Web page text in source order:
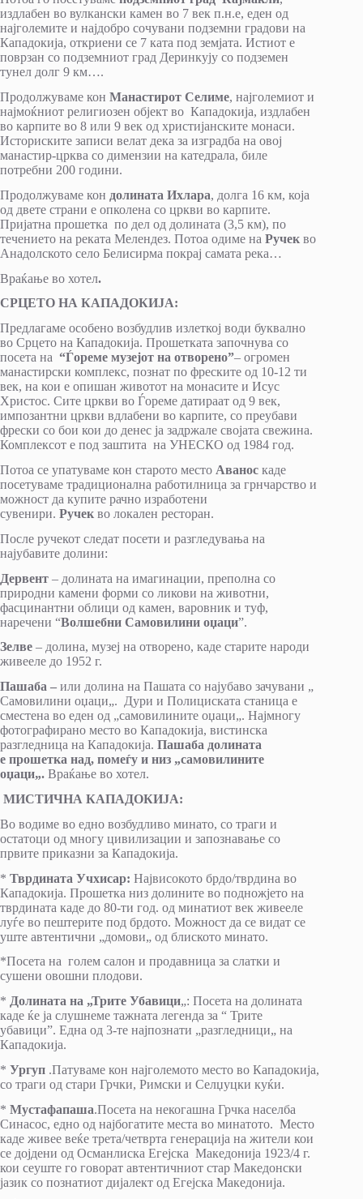
издлабен во вулкански камен во 7 век п.н.е, еден од
најголемите и најдобро сочувани подземни градови на
Кападокија, откриени се 7 ката под земјата. Истиот е
поврзан со подземниот град Деринкују со подземен
тунел долг 9 км….
Продолжуваме кон Манастирот Селиме, најголемиот и
најмоќниот религиозен објект во Кападокија, издлабен
во карпите во 8 или 9 век од христијанските монаси.
Историските записи велат дека за изградба на овој
манастир-црква со димензии на катедрала, биле
потребни 200 години.
Продолжуваме кон долината Ихлара, долга 16 км, која
од двете страни е опколена со цркви во карпите.
Пријатна прошетка по дел од долината (3,5 км), по
течението на реката Мелендез. Потоа одиме на Ручек во
Анадолското село Белисирма покрај самата река…
Враќање во хотел.
СРЦЕТО НА КАПАДОКИЈА:
Предлагаме особено возбудлив излеткој води буквално
во Срцето на Кападокија. Прошетката започнува со
посета на “Ѓореме музејот на отворено”– огромен
манастирски комплекс, познат по фреските од 10-12 ти
век, на кои е опишан животот на монасите и Исус
Христос. Сите цркви во Ѓореме датираат од 9 век,
импозантни цркви вдлабени во карпите, со преубави
фрески со бои кои до денес ја задржале својата свежина.
Комплексот е под заштита на УНЕСКО од 1984 год.
Потоа се упатуваме кон старото место Аванос каде
посетуваме традиционална работилница за грнчарство и
можност да купите рачно изработени
сувенири. Ручек во локален ресторан.
После ручекот следат посети и разгледувања на
најубавите долини:
Дервент – долината на имагинации, преполна со
природни камени форми со ликови на животни,
фасцинантни облици од камен, варовник и туф,
наречени “Волшебни Самовилини оџаци”.
Зелве – долина, музеј на отворено, каде старите народи
живееле до 1952 г.
Пашаба – или долина на Пашата со најубаво зачувани „
Самовилини оџаци„. Дури и Полициската станица е
сместена во еден од „самовилините оџаци„. Најмногу
фотографирано место во Кападокија, вистинска
разгледница на Кападокија. Пашаба долината
е прошетка над, помеѓу и низ „самовилините
оџаци„. Враќање во хотел.
МИСТИЧНА КАПАДОКИЈА:
Во водиме во едно возбудливо минато, со траги и
остатоци од многу цивилизации и запознавање со
првите приказни за Кападокија.
* Тврдината Учхисар: Највисокото брдо/тврдина во
Кападокија. Прошетка низ долините во подножјето на
тврдината каде до 80-ти год. од минатиот век живееле
луѓе во пештерите под брдото. Можност да се видат се
уште автентични „домови„ од блиското минато.
*Посета на голем салон и продавница за слатки и
сушени овошни плодови.
* Долината на „Трите Убавици„: Посета на долината
каде ќе ја слушнеме тажната легенда за “ Трите
убавици”. Една од 3-те најпознати „разгледници„ на
Кападокија.
* Ургуп .Патуваме кон најголемото место во Кападокија,
со траги од стари Грчки, Римски и Селџуцки куќи.
* Мустафапаша.Посета на некогашна Грчка населба
Синасос, едно од најбогатите места во минатото. Место
каде живее веќе трета/четврта генерација на жители кои
се дојдени од Османлиска Егејска Македонија 1923/4 г.
кои сеуште го говорат автентичниот стар Македонски
јазик со познатиот дијалект од Егејска Македонија.